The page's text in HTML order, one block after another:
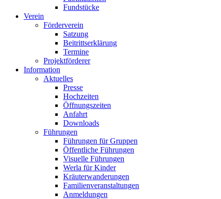
Fundstücke
Verein
Förderverein
Satzung
Beitrittserklärung
Termine
Projektförderer
Information
Aktuelles
Presse
Hochzeiten
Öffnungszeiten
Anfahrt
Downloads
Führungen
Führungen für Gruppen
Öffentliche Führungen
Visuelle Führungen
Werla für Kinder
Kräuterwanderungen
Familienveranstaltungen
Anmeldungen